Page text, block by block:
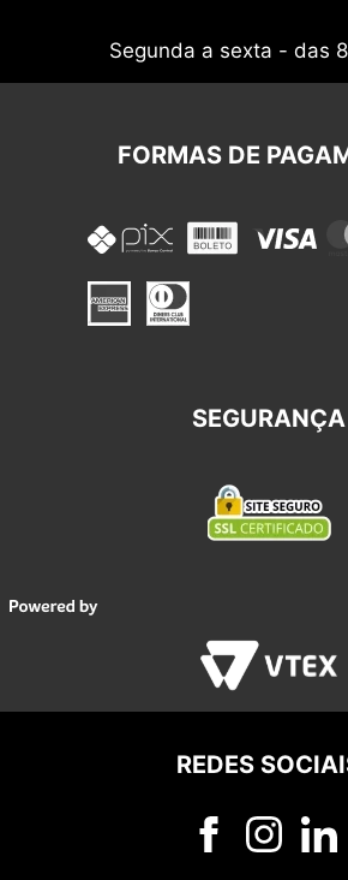
Segunda a sexta - das
FORMAS DE
SEGURANÇA
REDES